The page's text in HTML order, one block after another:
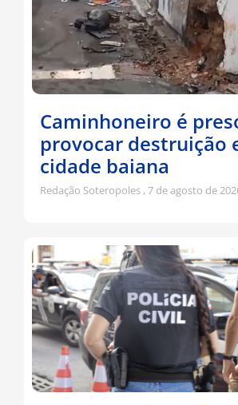
Caminhoneiro é
provocar destruição
cidade baiana
Redação Soteropoles 7 de agosto de